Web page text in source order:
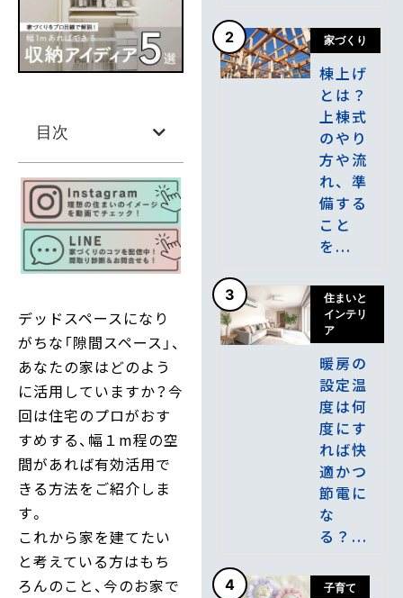
目次
デッドスペースになり
がちな「隙間スペース」、
あなたの家はどのよう
に活用していますか？今
回は住宅のプロがおす
すめする、幅１m程の空
間があれば有効活用で
きる方法をご紹介しま
す。
これから家を建てたい
と考えている方はもち
ろんのこと、今のお家で
2 家づくり
棟上げ
とは？
上棟式
のやり
方や流
れ、準
備する
こと
を...
3
住まいと
インテリ
ア
暖房の
設定温
度は何
度にす
れば快
適かつ
節電に
な
る？...
4 子育て